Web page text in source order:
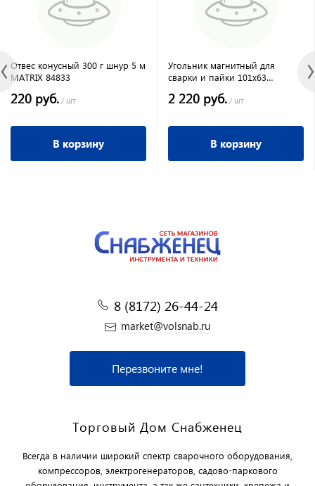
Отвес конусный 300 г шнур 5 м
MATRIX 84833
220 руб. / шт
В корзину
Угольник магнитный для
сварки и пайки 101х63
2 220 руб. / шт
В корзину
8 (8172) 26-44-24
market@volsnab.ru
Перезвоните мне!
Торговый Дом Снабженец
Всегда в наличии широкий спектр сварочного оборудования,
компрессоров, электрогенераторов, садово-паркового